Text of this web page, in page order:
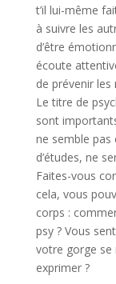
t’il lui-même
à suivre les
d’être
écoute
de prévenir
Le titre de
sont
ne semble pas
d’études, ne
Faites-vous
cela, vous
corps :
psy ? Vous
votre gorge se
exprimer ?